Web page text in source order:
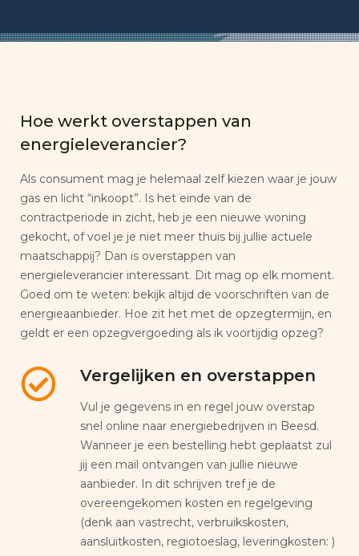
Hoe werkt overstappen van
energieleverancier?
Als consument mag je helemaal zelf kiezen waar je jouw
gas en licht “inkoopt”. Is het einde van de
contractperiode in zicht, heb je een nieuwe woning
gekocht, of voel je je niet meer thuis bij jullie actuele
maatschappij? Dan is overstappen van
energieleverancier interessant. Dit mag op elk moment.
Goed om te weten: bekijk altijd de voorschriften van de
energieaanbieder. Hoe zit het met de opzegtermijn, en
geldt er een opzegvergoeding als ik voortijdig opzeg?
Vergelijken en overstappen
Vul je gegevens in en regel jouw overstap
snel online naar energiebedrijven in Beesd.
Wanneer je een bestelling hebt geplaatst zul
jij een mail ontvangen van jullie nieuwe
aanbieder. In dit schrijven tref je de
overeengekomen kosten en regelgeving
(denk aan vastrecht, verbruikskosten,
aansluitkosten, regiotoeslag, leveringkosten: )